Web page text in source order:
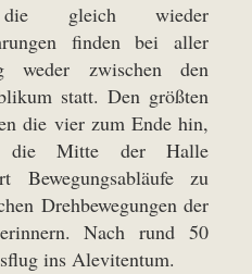
die gleich wieder
finden bei aller
weder zwischen den
statt. Den größten
die vier zum Ende hin,
Mitte der Halle
Bewegungsabläufe zu
Drehbewegungen der
Nach rund 50
ins Alevitentum.